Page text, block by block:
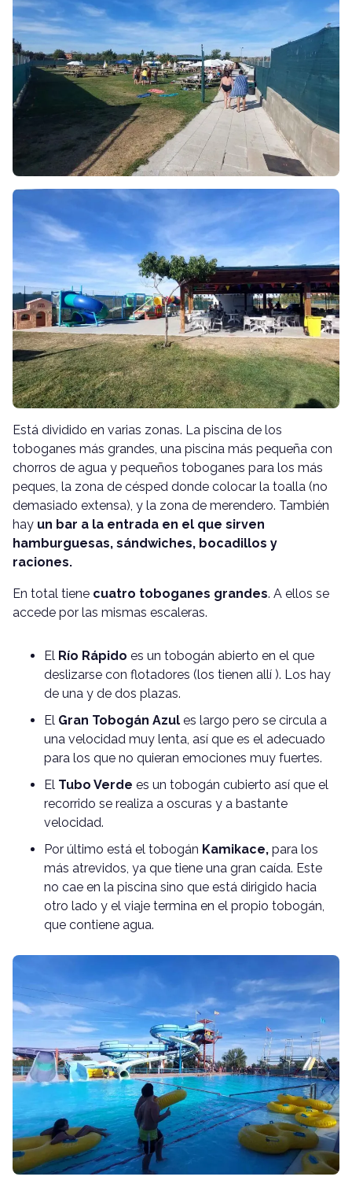
Está dividido en varias zonas. La piscina de los
toboganes más grandes, una piscina más pequeña con
chorros de agua y pequeños toboganes para los más
peques, la zona de césped donde colocar la toalla (no
demasiado extensa), y la zona de merendero. También
hay un bar a la entrada en el que sirven
hamburguesas, sándwiches, bocadillos y
raciones.
En total tiene cuatro toboganes grandes. A ellos se
accede por las mismas escaleras.
El Río Rápido es un tobogán abierto en el que
deslizarse con flotadores (los tienen allí ). Los hay
de una y de dos plazas.
El Gran Tobogán Azul es largo pero se circula a
una velocidad muy lenta, así que es el adecuado
para los que no quieran emociones muy fuertes.
El Tubo Verde es un tobogán cubierto así que el
recorrido se realiza a oscuras y a bastante
velocidad.
Por último está el tobogán Kamikace, para los
más atrevidos, ya que tiene una gran caída. Este
no cae en la piscina sino que está dirigido hacia
otro lado y el viaje termina en el propio tobogán,
que contiene agua.